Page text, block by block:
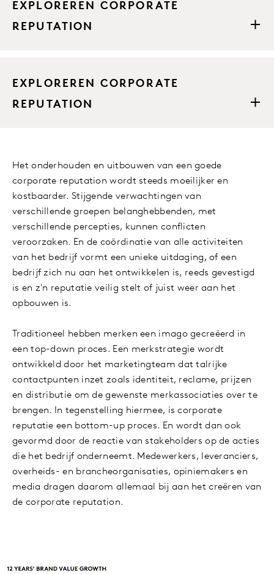
EXPLOREREN CORPORATE
REPUTATION
EXPLOREREN CORPORATE
REPUTATION
Het onderhouden en uitbouwen van een goede
corporate reputation wordt steeds moeilijker en
kostbaarder. Stijgende verwachtingen van
verschillende groepen belanghebbenden, met
verschillende percepties, kunnen conflicten
veroorzaken. En de coördinatie van alle activiteiten
van het bedrijf vormt een unieke uitdaging, of een
bedrijf zich nu aan het ontwikkelen is, reeds gevestigd
is en z'n reputatie veilig stelt of juist weer aan het
opbouwen is.
Traditioneel hebben merken een imago gecreëerd in
een top-down proces. Een merkstrategie wordt
ontwikkeld door het marketingteam dat talrijke
contactpunten inzet zoals identiteit, reclame, prijzen
en distributie om de gewenste merkassociaties over te
brengen. In tegenstelling hiermee, is corporate
reputatie een bottom-up proces. En wordt dan ook
gevormd door de reactie van stakeholders op de acties
die het bedrijf onderneemt. Medewerkers, leveranciers,
overheids- en brancheorganisaties, opiniemakers en
media dragen daarom allemaal bij aan het creëren van
de corporate reputation.